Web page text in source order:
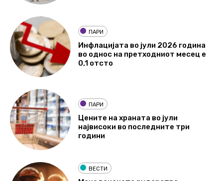
ПАРИ
Инфлацијата во јули 2026 година
во однос на претходниот месец е
0,1 отсто
ПАРИ
Цените на храната во јули
највисоки во последните три
години
ВЕСТИ